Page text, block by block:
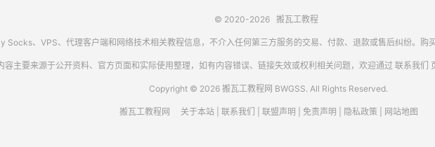
© 2020-2026 搬瓦工教程
Socks、VPS、代理客户端和网络技术相关教程信息，不介入任何第三方服务的交易、付款、退款或售后纠纷。购
容主要来源于公开资料、官方页面和实际使用整理，如有内容错误、链接失效或权利相关问题，欢迎通过 联系我们
Copyright © 2026 搬瓦工教程网 BWGSS. All Rights Reserved.
搬瓦工教程网 关于本站| 联系我们 联盟声明 免责声明 隐私政策 网站地图